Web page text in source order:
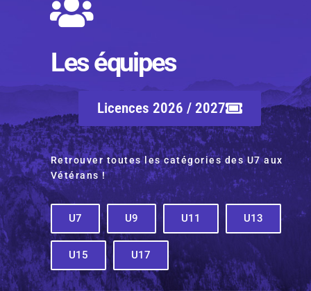
Les équipes
Licences 2026 / 2027
Retrouver toutes les catégories des U7 aux
Vétérans !
U7 U9 U11 U13
U15 U17